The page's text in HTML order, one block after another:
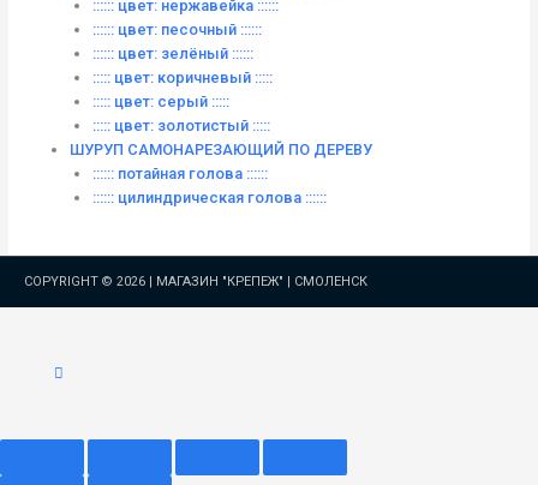
:::::: цвет: нержавейка ::::::
:::::: цвет: песочный ::::::
:::::: цвет: зелёный ::::::
::::: цвет: коричневый :::::
::::: цвет: серый :::::
::::: цвет: золотистый :::::
ШУРУП САМОНАРЕЗАЮЩИЙ ПО ДЕРЕВУ
:::::: потайная голова ::::::
:::::: цилиндрическая голова ::::::
COPYRIGHT © 2026 | МАГАЗИН "КРЕПЕЖ" | СМОЛЕНСК